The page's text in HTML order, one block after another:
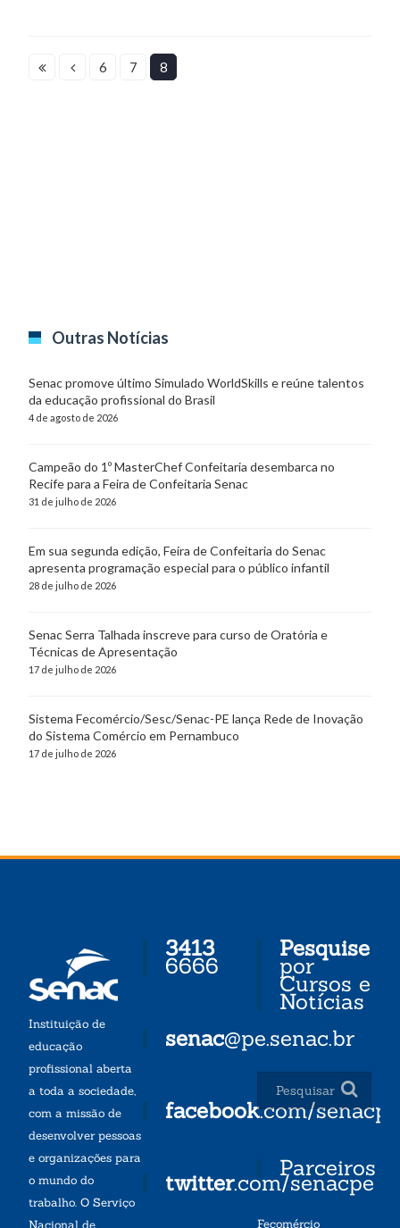
6 7 8
Outras Notícias
Senac promove último Simulado WorldSkills e reúne talentos
da educação profissional do Brasil
4 de agosto de 2026
Campeão do 1º MasterChef Confeitaria desembarca no
Recife para a Feira de Confeitaria Senac
31 de julho de 2026
Em sua segunda edição, Feira de Confeitaria do Senac
apresenta programação especial para o público infantil
28 de julho de 2026
Senac Serra Talhada inscreve para curso de Oratória e
Técnicas de Apresentação
17 de julho de 2026
Sistema Fecomércio/Sesc/Senac-PE lança Rede de Inovação
do Sistema Comércio em Pernambuco
17 de julho de 2026
Instituição de
educação
profissional aberta
a toda a sociedade,
com a missão de
desenvolver pessoas
e organizações para
o mundo do
trabalho. O Serviço
Nacional de
3413
6666
senac@pe.senac.br
facebook.com/senacpe
twitter.com/senacpe
Pesquise
por
Cursos e
Notícias
Parceiros
Fecomércio